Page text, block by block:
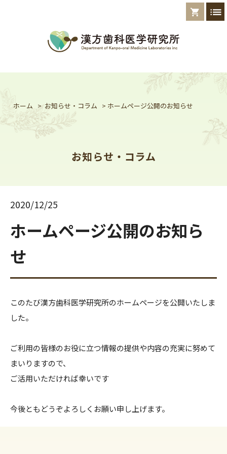
shopping_cart list
ホーム > お知らせ・コラム > ホームページ公開のお知らせ
お知らせ・コラム
2020/12/25
ホームページ公開のお知ら
せ
このたび漢方歯科医学研究所のホームページを公開いたしま
した。
ご利用の皆様のお役に立つ情報の提供や内容の充実に努めて
まいりますので、
ご活用いただければ幸いです
今後ともどうぞよろしくお願い申し上げます。